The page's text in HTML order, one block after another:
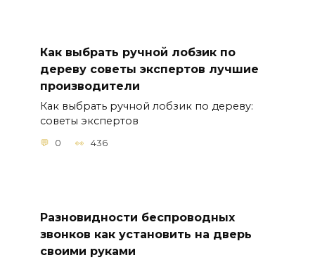
Как выбрать ручной лобзик по
дереву советы экспертов лучшие
производители
Как выбрать ручной лобзик по дереву:
советы экспертов
0 436
Разновидности беспроводных
звонков как установить на дверь
своими руками